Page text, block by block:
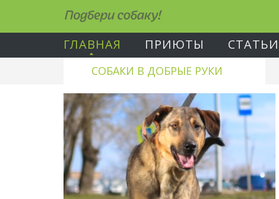
Подбери собаку!
ГЛАВНАЯ ПРИЮТЫ СТАТЬИ
СОБАКИ В ДОБРЫЕ РУКИ